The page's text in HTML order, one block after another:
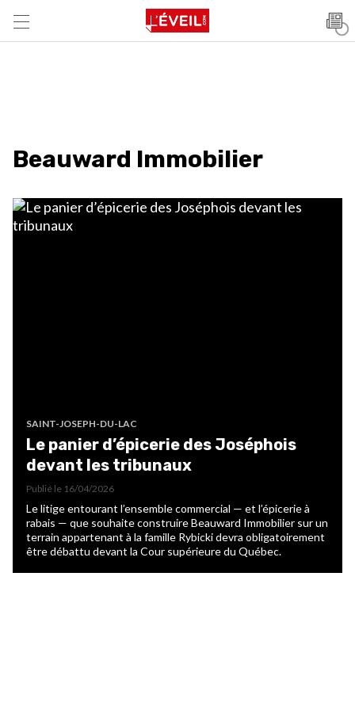
Beauward Immobilier
SAINT-JOSEPH-DU-LAC
Le panier d’épicerie des Joséphois
devant les tribunaux
Publié le 16/04/2026
Le litige entourant l’ensemble commercial — et l’épicerie à
rabais — que souhaite construire Beauward Immobilier sur un
terrain appartenant à la famille Rybicki devra obligatoirement
être débattu devant la Cour supérieure du Québec.